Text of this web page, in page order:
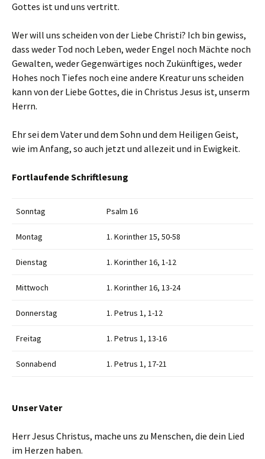
Gottes ist und uns vertritt.
Wer will uns scheiden von der Liebe Christi? Ich bin gewiss,
dass weder Tod noch Leben, weder Engel noch Mächte noch
Gewalten, weder Gegenwärtiges noch Zukünftiges, weder
Hohes noch Tiefes noch eine andere Kreatur uns scheiden
kann von der Liebe Gottes, die in Christus Jesus ist, unserm
Herrn.
Ehr sei dem Vater und dem Sohn und dem Heiligen Geist,
wie im Anfang, so auch jetzt und allezeit und in Ewigkeit.
Fortlaufende Schriftlesung
Sonntag Psalm 16
Montag 1. Korinther 15, 50-58
Dienstag 1. Korinther 16, 1-12
Mittwoch 1. Korinther 16, 13-24
Donnerstag 1. Petrus 1, 1-12
Freitag 1. Petrus 1, 13-16
Sonnabend 1. Petrus 1, 17-21
Unser Vater
Herr Jesus Christus, mache uns zu Menschen, die dein Lied
im Herzen haben.